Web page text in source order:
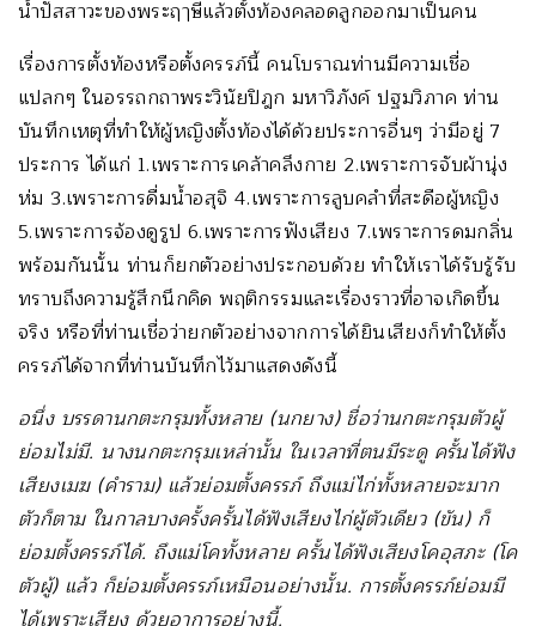
น้ำปัสสาวะของพระฤๅษีแล้วตั้งท้องคลอดลูกออกมาเป็นคน
เรื่องการตั้งท้องหรือตั้งครรภ์นี้ คนโบราณท่านมีความเชื่อ
แปลกๆ ในอรรถกถาพระวินัยปิฎก มหาวิภังค์ ปฐมวิภาค ท่าน
บันทึกเหตุที่ทำให้ผู้หญิงตั้งท้องได้ด้วยประการอื่นๆ ว่ามีอยู่ 7
ประการ ได้แก่ 1.เพราะการเคล้าคลึงกาย 2.เพราะการจับผ้านุ่ง
ห่ม 3.เพราะการดื่มน้ำอสุจิ 4.เพราะการลูบคลำที่สะดือผู้หญิง
5.เพราะการจ้องดูรูป 6.เพราะการฟังเสียง 7.เพราะการดมกลิ่น
พร้อมกันนั้น ท่านก็ยกตัวอย่างประกอบด้วย ทำให้เราได้รับรู้รับ
ทราบถึงความรู้สึกนึกคิด พฤติกรรมและเรื่องราวที่อาจเกิดขึ้น
จริง หรือที่ท่านเชื่อว่ายกตัวอย่างจากการได้ยินเสียงก็ทำให้ตั้ง
ครรภ์ได้จากที่ท่านบันทึกไว้มาแสดงดังนี้
อนึ่ง บรรดานกตะกรุมทั้งหลาย(นกยาง)ชื่อว่านกตะกรุมตัวผู้
ย่อมไม่มี. นางนกตะกรุมเหล่านั้น ในเวลาที่ตนมีระดู ครั้นได้ฟัง
เสียงเมฆ (คำราม) แล้วย่อมตั้งครรภ์ ถึงแม่ไก่ทั้งหลายจะมาก
ตัวก็ตาม ในกาลบางครั้งครั้นได้ฟังเสียงไก่ผู้ตัวเดียว(ขัน) ก็
ย่อมตั้งครรภ์ได้. ถึงแม่โคทั้งหลาย ครั้นได้ฟังเสียงโคอุสภะ(โค
ตัวผู้) แล้ว ก็ย่อมตั้งครรภ์เหมือนอย่างนั้น. การตั้งครรภ์ย่อมมี